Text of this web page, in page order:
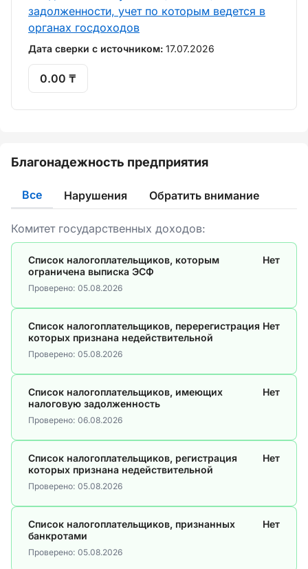
задолженности, учет по которым ведется в
органах госдоходов
Дата сверки с источником: 17.07.2026
0.00 ₸
Благонадежность предприятия
Все Нарушения Обратить внимание
Комитет государственных доходов:
Список налогоплательщиков, которым
ограничена выписка ЭСФ
Нет
Проверено: 05.08.2026
Список налогоплательщиков, перерегистрация
которых признана недействительной
Нет
Проверено: 05.08.2026
Список налогоплательщиков, имеющих
налоговую задолженность
Нет
Проверено: 06.08.2026
Список налогоплательщиков, регистрация
которых признана недействительной
Нет
Проверено: 05.08.2026
Список налогоплательщиков, признанных
банкротами
Нет
Проверено: 05.08.2026